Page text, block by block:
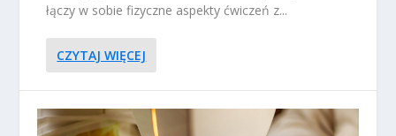
łączy w sobie fizyczne aspekty ćwiczeń z...
CZYTAJ WIĘCEJ